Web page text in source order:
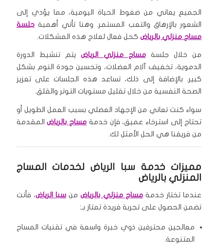
الجميع يعاني من ضغوط الحياة اليومية، مما يؤدي إلى
الشعور بالإرهاق والتعب المستمر. وهنا تأتي أهميةجلسة
مساج منزلي بالرياضكحل فعال لعلاج هذه المشكلات.
من خلال جلسةمساج منزلي الرياضيتم تنشيط الدورة
الدموية، تخفيف آلام العضلات، وتحسين جودة النوم بشكل
كبير. بالإضافة إلى ذلك، تساعد هذه الجلسات على تعزيز
الصحة النفسية من خلال تقليل مستويات التوتر والقلق.
سواء كنت تعاني من الإجهاد العضلي بسبب العمل الطويل أو
تحتاج إلى استرخاء عميق، فإن خدمة مساج بالرياضالمقدمة
من فريقنا هي الحل الأمثل لك.
مميزات خدمة سبا الرياض لخدمات المساج
المنزلي بالرياض
عندما تختار خدمةمساج منزلي بالرياضمن سبا الرياض، فأنت
تضمن الحصول على تجربة فريدة تمتاز بـ:
معالجين محترفين ذوي خبرة واسعة في تقنيات المساج
المتنوعة.